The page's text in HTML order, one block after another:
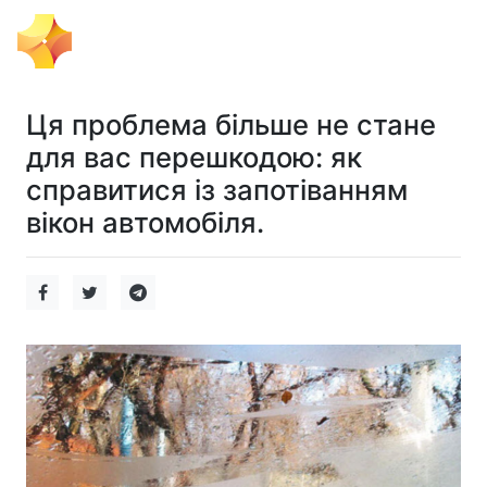
Ця проблема більше не стане
для вас перешкодою: як
справитися із запотіванням
вікон автомобіля.